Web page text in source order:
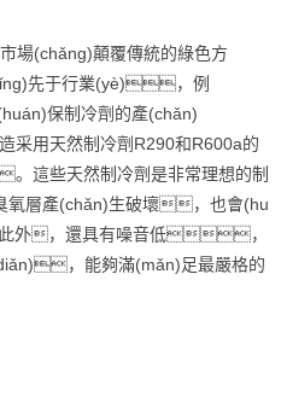
場(chǎng)顛覆傳統的綠色方
先于行業(yè)，例
保制冷劑的產(chǎn)
用天然制冷劑R290和R600a的
這些天然制冷劑是非常理想的制
層產(chǎn)生破壞，也會(hu
外，還具有噪音低，
，能夠滿(mǎn)足最嚴格的